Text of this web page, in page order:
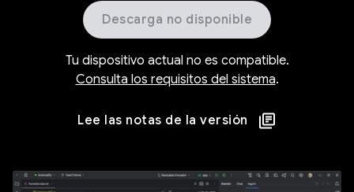
Descarga no disponible
Tu dispositivo actual no es compatible.
Consulta los requisitos del sistema.
Lee las notas de la versión